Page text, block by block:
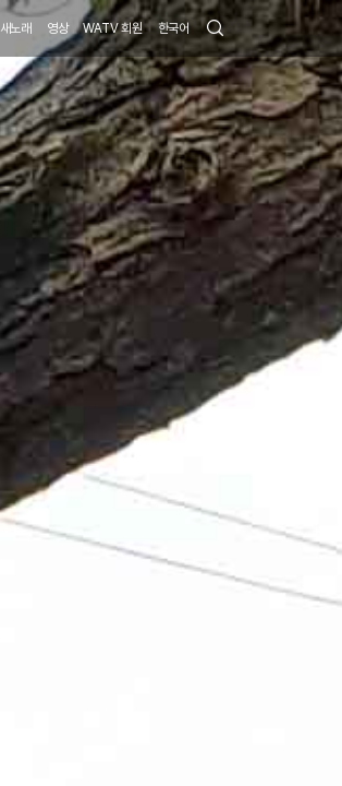
새노래 영상 WATV 회원 한국어 Search
Submit